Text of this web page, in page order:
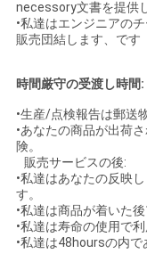
necessory文書を提供
•私達はエンジニアの
販売団結します、です
時間厳守の受渡し時間:
•生産/点検報告は郵送
•あなたの商品が出荷
険。
販売サービスの後:
•私達はあなたの反映
す。
•私達は商品が着いた
•私達は寿命の使用で
•私達は48hoursの内で